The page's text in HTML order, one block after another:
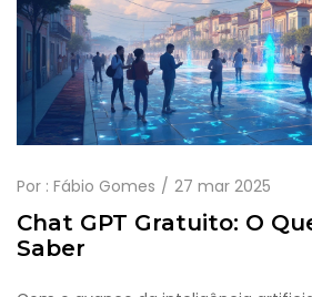
Por : Fábio Gomes 27 mar 2025
Chat GPT Gratuito: O
Saber